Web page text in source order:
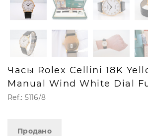
Часы Rolex Cellini 18K
Manual Wind White Dial
Ref.: 5116/8
Продано